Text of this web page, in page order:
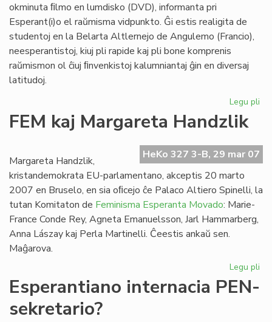
okminuta ﬁlmo en lumdisko (DVD), informanta pri
Esperant(i)o el raŭmisma vidpunkto. Ĝi estis realigita de
studentoj en la Belarta Altlernejo de Angulemo (Francio),
neesperantistoj, kiuj pli rapide kaj pli bone komprenis
raŭmismon ol ĉiuj ﬁnvenkistoj kalumniantaj ĝin en diversaj
latitudoj.
Legu pli
FEM kaj Margareta Handzlik
HeKo 327 3-B, 29 mar 07
Margareta Handzlik,
kristandemokrata EU-parlamentano, akceptis 20 marto
2007 en Bruselo, en sia oﬁcejo ĉe Palaco Altiero Spinelli, la
tutan Komitaton de Feminisma Esperanta Movado: Marie-
France Conde Rey, Agneta Emanuelsson, Jarl Hammarberg,
Anna Lászay kaj Perla Martinelli. Ĉeestis ankaŭ sen.
Maĝarova.
Legu pli
Esperantiano internacia PEN-
sekretario?